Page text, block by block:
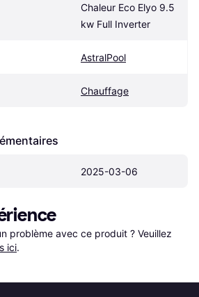
Chaleur Eco Elyo 9.5
kw Full Inverter
AstralPool
Chauffage
2025-03-06
problème avec ce produit ? Veuillez
ici.